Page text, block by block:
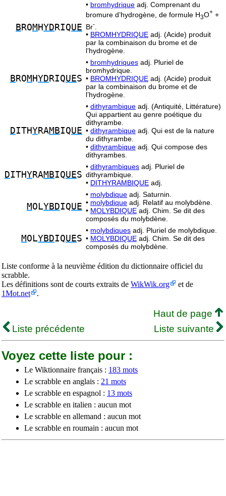
B ROM HYD RIQUE
• bromhydrique adj. Comprenant du
bromure d’hydrogène, de formule H3O+ +
Br-
• BROMHYDRIQUE adj. (Acide) produit
par la combinaison du brome et de
l’hydrogène.
B ROM HYD RIQUES
• bromhydriques adj. Pluriel de
bromhydrique.
• BROMHYDRIQUE adj. (Acide) produit
par la combinaison du brome et de
l’hydrogène.
DITHYRAMBIQUE
• dithyrambique adj. (Antiquité, Littérature)
Qui appartient au genre poétique du
dithyrambe.
• dithyrambique adj. Qui est de la nature
du dithyrambe.
• dithyrambique adj. Qui compose des
dithyrambes.
DITHYRAMBIQUES
• dithyrambiques adj. Pluriel de
dithyrambique.
• DITHYRAMBIQUE adj.
MOLYBDIQUE
• molybdique adj. Saturnin.
• molybdique adj. Relatif au molybdène.
• MOLYBDIQUE adj. Chim. Se dit des
composés du molybdène.
MOLYBDIQUES
• molybdiques adj. Pluriel de molybdique.
• MOLYBDIQUE adj. Chim. Se dit des
composés du molybdène.
Liste conforme à la neuvième édition du dictionnaire officiel du
scrabble.
Les définitions sont de courts extraits de WikWik.org
et de
1Mot.net
.
Haut de page
Liste précédente
Liste suivante
Voyez cette liste pour :
Le Wiktionnaire français : 183 mots
Le scrabble en anglais : 21 mots
Le scrabble en espagnol : 13 mots
Le scrabble en italien : aucun mot
Le scrabble en allemand : aucun mot
Le scrabble en roumain : aucun mot